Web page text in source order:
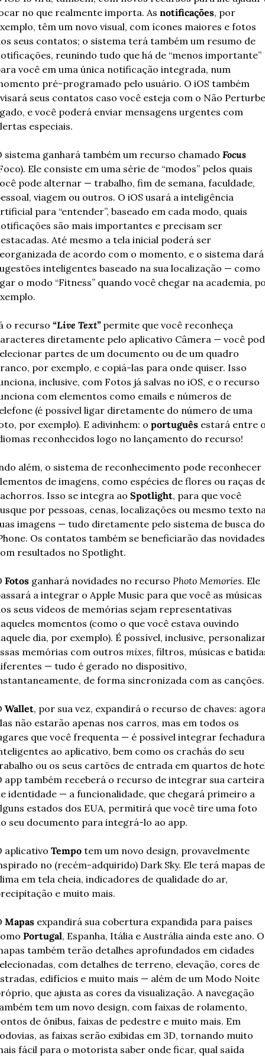
no que realmente importa. As notificações, por
têm um novo visual, com ícones maiores e fotos
seus contatos; o sistema terá também um resumo de
reunindo tudo que há de “menos importante”
você em uma única notificação integrada, num
pré-programado pelo usuário. O iOS também
seus contatos caso você esteja com o Não Perturbe
e você poderá enviar mensagens urgentes com
especiais.
sistema ganhará também um recurso chamado Focus
Ele consiste em uma série de “modos” pelos quais
pode alternar — trabalho, fim de semana, faculdade,
viagem ou outros. O iOS usará a inteligência
para “entender”, baseado em cada modo, quais
são mais importantes e precisam ser
Até mesmo a tela inicial poderá ser
de acordo com o momento, e o sistema dará
inteligentes baseado na sua localização — como
o modo “Fitness” quando você chegar na academia,
o recurso “Live Text” permite que você reconheça
diretamente pelo aplicativo Câmera — você
partes de um documento ou de um quadro
por exemplo, e copiá-las para onde quiser. Isso
inclusive, com Fotos já salvas no iOS, e o recurso
com elementos como emails e números de
(é possível ligar diretamente do número de uma
por exemplo). E adivinhem: o português estará entre
reconhecidos logo no lançamento do recurso!
além, o sistema de reconhecimento pode reconhecer
de imagens, como espécies de flores ou raças
Isso se integra ao Spotlight, para que você
por pessoas, cenas, localizações ou mesmo texto
imagens — tudo diretamente pelo sistema de busca do
Os contatos também se beneficiarão das
resultados no Spotlight.
Fotos ganhará novidades no recurso Photo Memories. Ele
a integrar o Apple Music para que você as músicas
seus vídeos de memórias sejam representativas
momentos (como o que você estava ouvindo
dia, por exemplo). É possível, inclusive,
memórias com outros mixes, filtros, músicas e
— tudo é gerado no dispositivo,
de forma sincronizada com as canções.
Wallet, por sua vez, expandirá o recurso de chaves:
não estarão apenas nos carros, mas em todos os
que você frequenta — é possível integrar
ao aplicativo, bem como os crachás do seu
ou os seus cartões de entrada em quartos de
app também receberá o recurso de integrar sua carteira
identidade — a funcionalidade, que chegará primeiro a
estados dos EUA, permitirá que você tire uma foto
seu documento para integrá-lo ao app.
aplicativo Tempo tem um novo design, provavelmente
no (recém-adquirido) Dark Sky. Ele terá mapas de
em tela cheia, indicadores de qualidade do ar,
e muito mais.
Mapas expandirá sua cobertura expandida para países
Portugal, Espanha, Itália e Austrália ainda este ano.
também terão detalhes aprofundados em cidades
com detalhes de terreno, elevação, cores de
edifícios e muito mais — além de um Modo Noite
que ajusta as cores da visualização. A navegação
tem um novo design, com faixas de rolamento,
de ônibus, faixas de pedestre e muito mais. Em
as faixas serão exibidas em 3D, tornando muito
fácil para o motorista saber onde ficar, qual saída